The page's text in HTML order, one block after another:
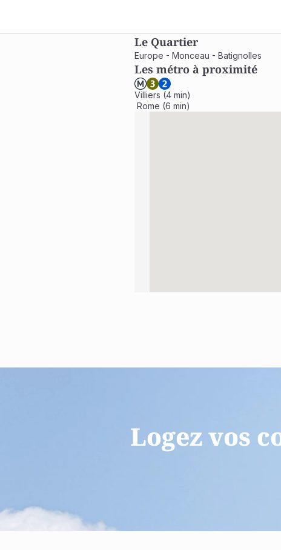
Le Quartier
Europe - Monceau - Batignolles
Les métro à proximité
Villiers (4 min)
Rome (6 min)
Logez vos